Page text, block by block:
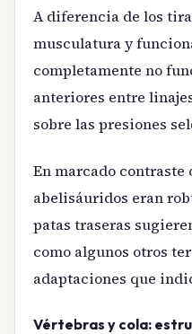
A diferencia de los
musculatura y
completamente no
anteriores entre
sobre las presiones
En marcado contraste
abelisáuridos eran
patas traseras
como algunos otros
adaptaciones que
Vértebras y cola: